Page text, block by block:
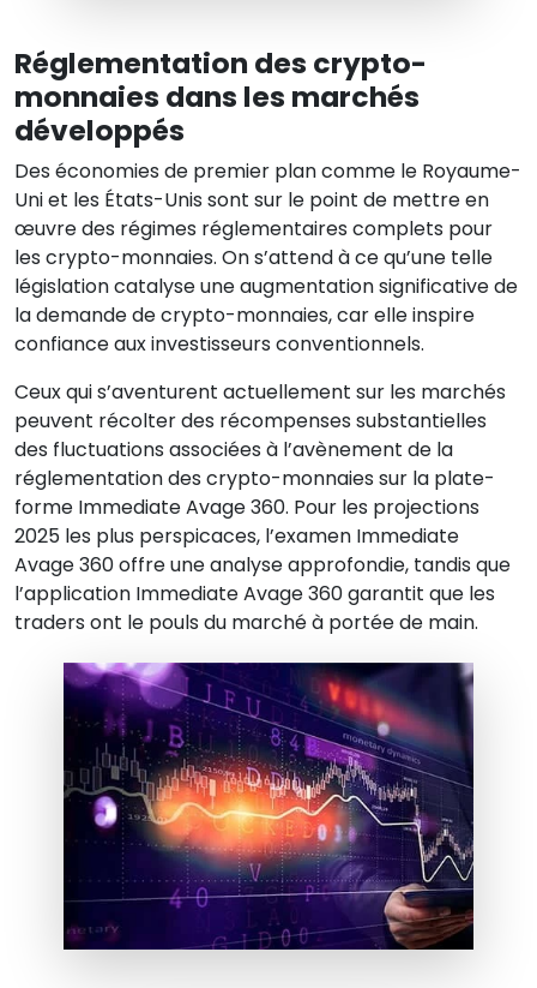
Réglementation des crypto-
monnaies dans les marchés
développés
Des économies de premier plan comme le Royaume-
Uni et les États-Unis sont sur le point de mettre en
œuvre des régimes réglementaires complets pour
les crypto-monnaies. On s’attend à ce qu’une telle
législation catalyse une augmentation significative de
la demande de crypto-monnaies, car elle inspire
confiance aux investisseurs conventionnels.
Ceux qui s’aventurent actuellement sur les marchés
peuvent récolter des récompenses substantielles
des fluctuations associées à l’avènement de la
réglementation des crypto-monnaies sur la plate-
forme Immediate Avage 360. Pour les projections
2025 les plus perspicaces, l’examen Immediate
Avage 360 offre une analyse approfondie, tandis que
l’application Immediate Avage 360 garantit que les
traders ont le pouls du marché à portée de main.